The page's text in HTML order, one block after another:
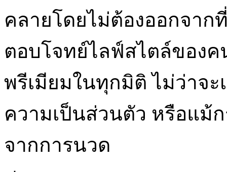
คลายโดยไม่ต้องออกจาก
ตอบโจทย์ไลฟ์สไตล์ของ
พรีเมียมในทุกมิติ ไม่ว่าจะ
ความเป็นส่วนตัว หรือแม้
จากการนวด